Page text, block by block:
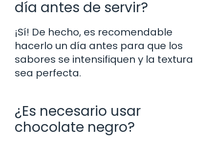
día antes de servir?
¡Sí! De hecho, es recomendable
hacerlo un día antes para que los
sabores se intensifiquen y la textura
sea perfecta.
¿Es necesario usar
chocolate negro?